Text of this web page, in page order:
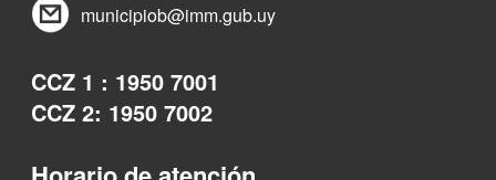
municipiob@imm.gub.uy
CCZ 1 : 1950 7001
CCZ 2: 1950 7002